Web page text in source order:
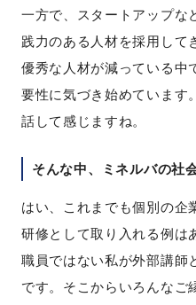
一方で、スタートアップな
践力のある人材を採用して
優秀な人材が減っている中
要性に気づき始めています
話して感じますね。
そんな中、ミネルバの社
はい、これまでも個別の企
研修として取り入れる例は
職員ではない私が外部講師
です。そこからいろんなご